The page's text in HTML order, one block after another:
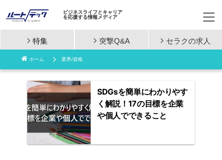
コ
ン
ビジネスライフとキャリア
を応援する情報メディア
特集 突撃Q&A セラクの求人
ホーム 業界/資格
SDGsを簡単にわかりやす
く解説！17の目標を企業
や個人でできること